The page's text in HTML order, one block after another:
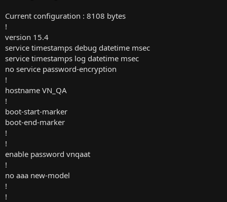
Current configuration : 8108 bytes
!
version 15.4
service timestamps debug datetime msec
service timestamps log datetime msec
no service password-encryption
!
hostname VN_QA
!
boot-start-marker
boot-end-marker
!
!
enable password vnqaat
!
no aaa new-model
!
!